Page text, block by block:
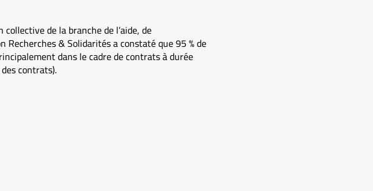
de la branche de l’aide, de
Recherches & Solidarités a constaté que 95 % de
dans le cadre de contrats à durée
contrats).